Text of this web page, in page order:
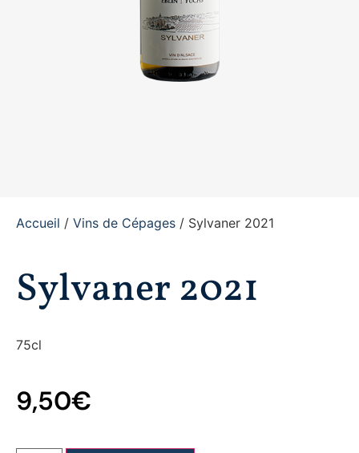
Accueil / Vins de Cépages / Sylvaner 2021
Sylvaner 2021
75cl
9,50€